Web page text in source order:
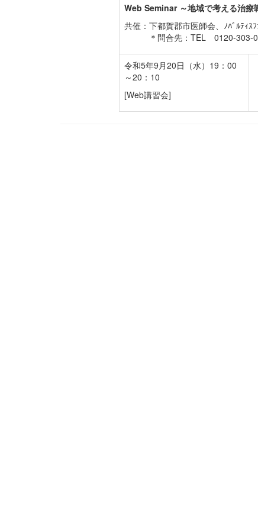
Web Seminar ～地域で考える治療
共催：下都賀郡市医師会、ﾉﾊﾞﾙﾃｨｽ
＊問合先：TEL 0120-303-
令和5年9月20日（水）19：00
～20：10
[Web講習会]